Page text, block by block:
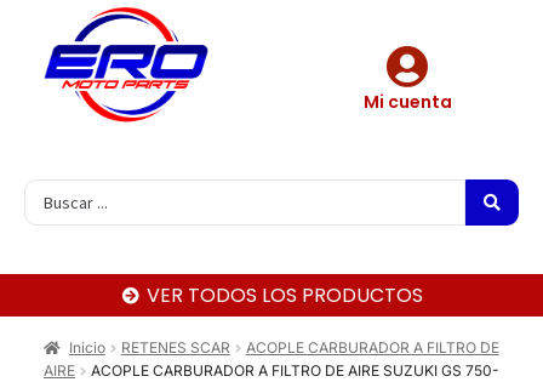
Mi cuenta
VER TODOS LOS PRODUCTOS
Inicio RETENES SCAR
ACOPLE CARBURADOR A FILTRO DE
AIRE
ACOPLE CARBURADOR A FILTRO DE AIRE SUZUKI GS 750-